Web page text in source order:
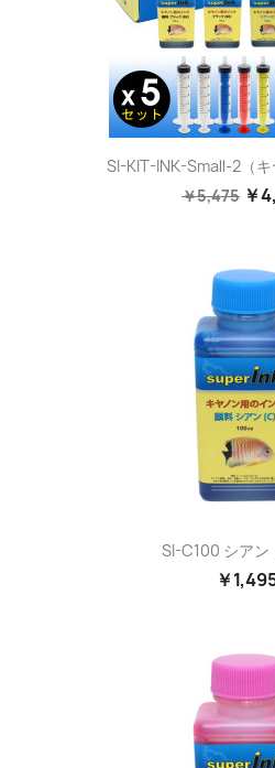
SI-KIT-INK-Small-2（
￥5,475 ￥
SI-C100 シアン
￥